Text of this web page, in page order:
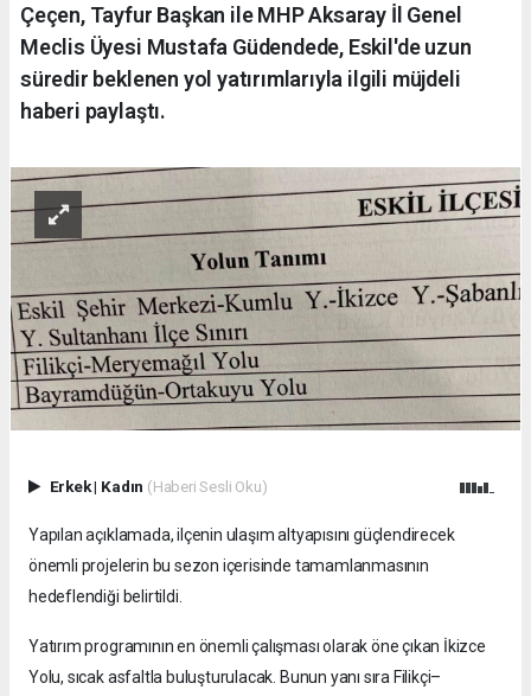
Çeçen, Tayfur Başkan ile MHP Aksaray İl Genel
Meclis Üyesi Mustafa Güdendede, Eskil'de uzun
süredir beklenen yol yatırımlarıyla ilgili müjdeli
haberi paylaştı.
Erkek| Kadın (Haberi Sesli Oku)
Yapılan açıklamada, ilçenin ulaşım altyapısını güçlendirecek
önemli projelerin bu sezon içerisinde tamamlanmasının
hedeflendiği belirtildi.
Yatırım programının en önemli çalışması olarak öne çıkan İkizce
Yolu, sıcak asfaltla buluşturulacak. Bunun yanı sıra Filikçi–